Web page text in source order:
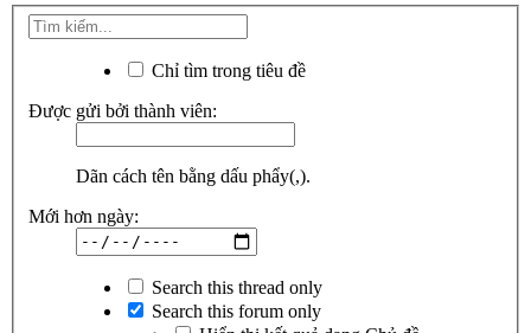
Chỉ tìm trong tiêu đề
Được gửi bởi thành viên:
Dãn cách tên bằng dấu phẩy(,).
Mới hơn ngày:
Search this thread only
Search this forum only